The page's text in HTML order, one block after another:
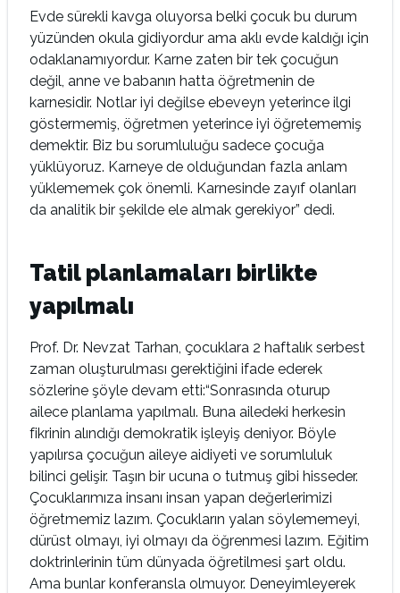
Evde sürekli kavga oluyorsa belki çocuk bu durum
yüzünden okula gidiyordur ama aklı evde kaldığı için
odaklanamıyordur. Karne zaten bir tek çocuğun
değil, anne ve babanın hatta öğretmenin de
karnesidir. Notlar iyi değilse ebeveyn yeterince ilgi
göstermemiş, öğretmen yeterince iyi öğretememiş
demektir. Biz bu sorumluluğu sadece çocuğa
yüklüyoruz. Karneye de olduğundan fazla anlam
yüklememek çok önemli. Karnesinde zayıf olanları
da analitik bir şekilde ele almak gerekiyor” dedi.
Tatil planlamaları birlikte
yapılmalı
Prof. Dr. Nevzat Tarhan, çocuklara 2 haftalık serbest
zaman oluşturulması gerektiğini ifade ederek
sözlerine şöyle devam etti:“Sonrasında oturup
ailece planlama yapılmalı. Buna ailedeki herkesin
fikrinin alındığı demokratik işleyiş deniyor. Böyle
yapılırsa çocuğun aileye aidiyeti ve sorumluluk
bilinci gelişir. Taşın bir ucuna o tutmuş gibi hisseder.
Çocuklarımıza insanı insan yapan değerlerimizi
öğretmemiz lazım. Çocukların yalan söylememeyi,
dürüst olmayı, iyi olmayı da öğrenmesi lazım. Eğitim
doktrinlerinin tüm dünyada öğretilmesi şart oldu.
Ama bunlar konferansla olmuyor. Deneyimleyerek